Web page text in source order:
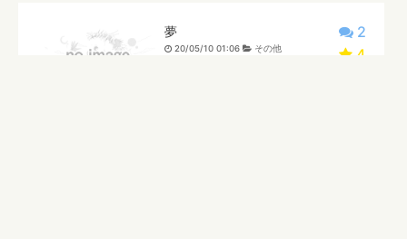
2
4
夢
20/05/10 01:06 その他